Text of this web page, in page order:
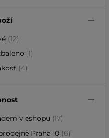
(12)
(1)
(4)
v eshopu (17)
Praha 10 (6)